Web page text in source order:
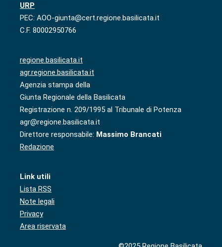
URP
PEC: AOO-giunta@cert.regione.basilicata.it
C.F. 80002950766
regione.basilicata.it
agr.regione.basilicata.it
Agenzia stampa della
Giunta Regionale della Basilicata
Registrazione n. 209/1995 al Tribunale di Potenza
agr@regione.basilicata.it
Direttore responsabile: Massimo Brancati
Redazione
Link utili
Lista RSS
Note legali
Privacy
Area riservata